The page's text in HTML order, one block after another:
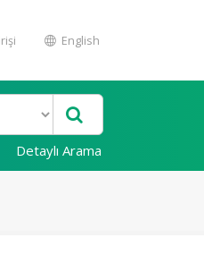
English
Detaylı Arama